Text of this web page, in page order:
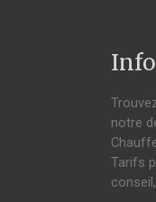
notre
Tarifs